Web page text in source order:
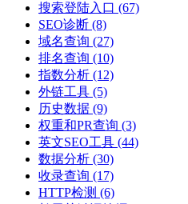
搜索登陆入口 (67)
SEO诊断 (8)
域名查询 (27)
排名查询 (10)
指数分析 (12)
外链工具 (5)
历史数据 (9)
权重和PR查询 (3)
英文SEO工具 (44)
数据分析 (30)
收录查询 (17)
HTTP检测 (6)